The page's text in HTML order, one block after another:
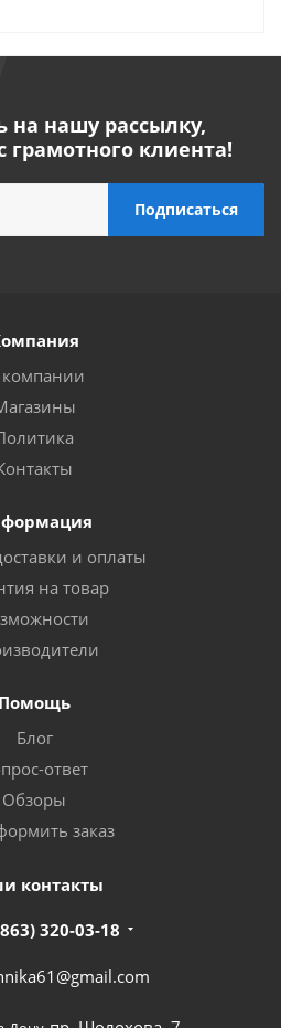
на нашу рассылку,
грамотного клиента!
и оплаты
на товар
Помощь
Блог
ответ
Обзоры
заказ
контакты
320-03-18